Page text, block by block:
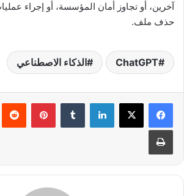
آخرين، أو تجاوز أمان المؤسسة، أو إجراء
حذف ملف.
ChatGPT الذكاء الاصطناعي
لينكدإن بينتيريست
طباعة